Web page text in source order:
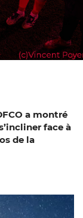
a montré
face à
de la